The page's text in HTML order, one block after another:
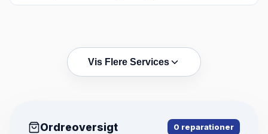
Vis Flere Services
Ordreoversigt 0 reparationer